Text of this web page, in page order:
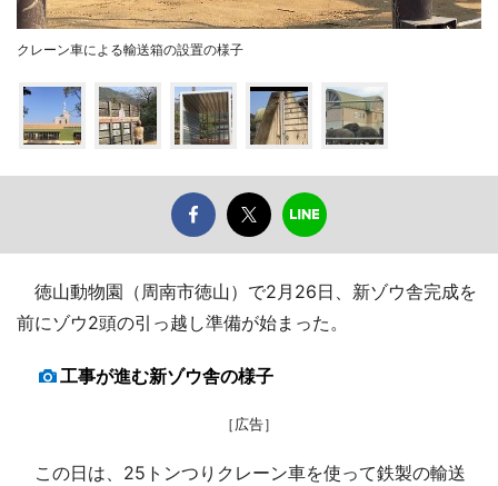
クレーン車による輸送箱の設置の様子
徳山動物園（周南市徳山）で2月26日、新ゾウ舎完成を
前にゾウ2頭の引っ越し準備が始まった。
工事が進む新ゾウ舎の様子
［広告］
この日は、25トンつりクレーン車を使って鉄製の輸送